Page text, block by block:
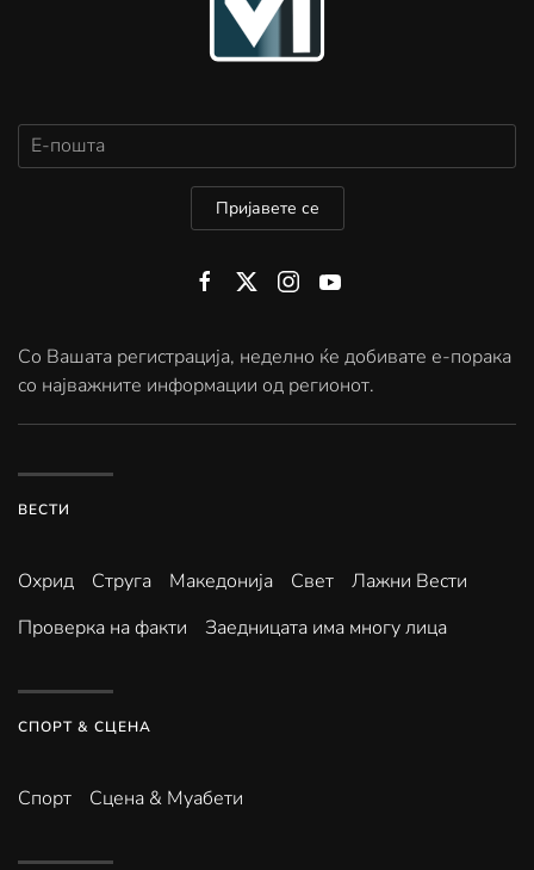
Пријавете се
Со Вашата регистрација, неделно ќе добивате е-порака
со најважните информации од регионот.
ВЕСТИ
Охрид Струга Македонија Свет
Лажни Вести
Проверка на факти
Заедницата има многу лица
СПОРТ & СЦЕНА
Спорт Сцена & Муабети